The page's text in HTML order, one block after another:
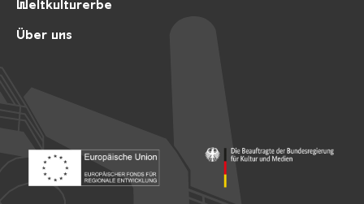
Weltkulturerbe
Über uns